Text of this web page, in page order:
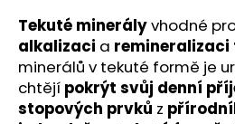
Tekuté minerályvhodné
alkalizaci a remineralizaci
minerálů v tekuté formě je
chtějí pokrýt svůj denní
stopových prvků z
D
o
p
o